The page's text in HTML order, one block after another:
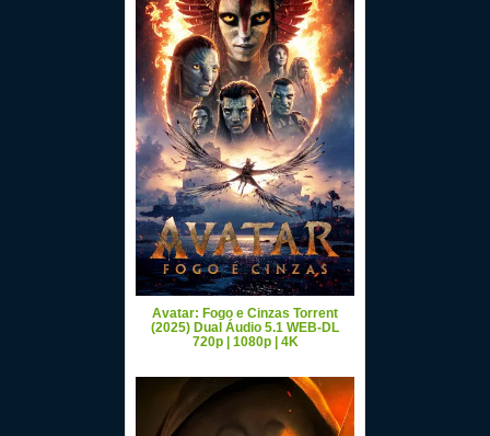
Avatar: Fogo e Cinzas Torrent
(2025) Dual Áudio 5.1 WEB-DL
720p | 1080p | 4K